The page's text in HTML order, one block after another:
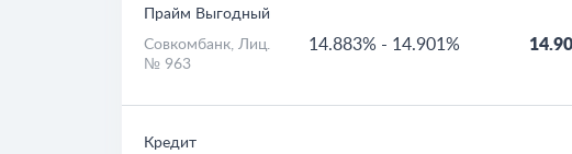
Прайм Выгодный
Совкомбанк, Лиц.
№ 963
14.883% - 14.901%
Кредит